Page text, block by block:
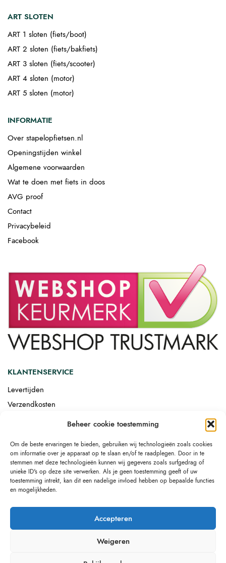
Beheer cookie toestemming
Om de beste ervaringen te bieden, gebruiken wij technologieën zoals cookies
om informatie over je apparaat op te slaan en/of te raadplegen. Door in te
stemmen met deze technologieën kunnen wij gegevens zoals surfgedrag of
unieke ID's op deze site verwerken. Als je geen toestemming geeft of uw
toestemming intrekt, kan dit een nadelige invloed hebben op bepaalde functies
en mogelijkheden.
Accepteren
Weigeren
ART SLOTEN
ART 1 sloten (fiets/boot)
ART 2 sloten (fiets/bakfiets)
ART 3 sloten (fiets/scooter)
ART 4 sloten (motor)
ART 5 sloten (motor)
INFORMATIE
Over stapelopfietsen.nl
Openingstijden winkel
Algemene voorwaarden
Wat te doen met fiets in doos
AVG proof
Contact
Privacybeleid
Facebook
KLANTENSERVICE
Levertijden
Verzendkosten
Afgemonteerd laten bezorgen
Drop-shipping
Link building